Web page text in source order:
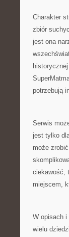
Charakter
zbiór
jest ona
potrzebują
Serwis
jest tylko
może
ciekawość,
miejscem,
W opisach i
wielu